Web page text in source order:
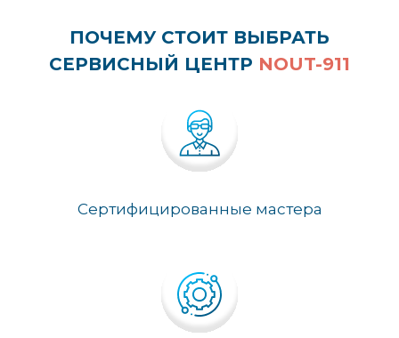
ПОЧЕМУ СТОИТ ВЫБРАТЬ
СЕРВИСНЫЙ ЦЕНТР NOUT-911
Сертифицированные мастера